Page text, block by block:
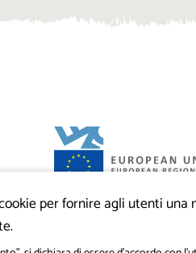
Progetto VisitKras. L’investimento è
per fornire agli utenti